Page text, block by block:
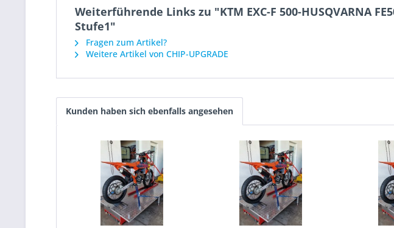
Weiterführende Links zu "KTM EXC-F 500-HUSQVARNA
Stufe1"
Fragen zum Artikel?
Weitere Artikel von CHIP-UPGRADE
Kunden haben sich ebenfalls angesehen